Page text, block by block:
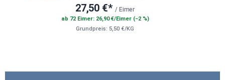
27,50 €* / Eimer
ab 72 Eimer: 26,90 €/Eimer (−2 %)
Grundpreis: 5,50 €/KG